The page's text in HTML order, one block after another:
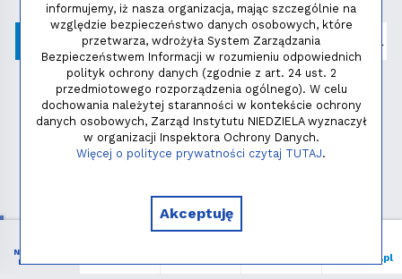
Polityka prywatności
Copyright © 2026 - Instytut NIEDZIELA
NIEZBĘDNIK
KATOLIKA
niedziela.pl
informujemy, iż nasza organizacja, mając szczególnie na
względzie bezpieczeństwo danych osobowych, które
przetwarza, wdrożyła System Zarządzania
Bezpieczeństwem Informacji w rozumieniu odpowiednich
polityk ochrony danych (zgodnie z art. 24 ust. 2
przedmiotowego rozporządzenia ogólnego). W celu
dochowania należytej staranności w kontekście ochrony
danych osobowych, Zarząd Instytutu NIEDZIELA wyznaczył
w organizacji Inspektora Ochrony Danych.
Więcej o polityce prywatności czytaj TUTAJ.
Akceptuję